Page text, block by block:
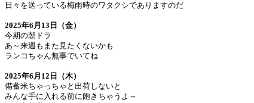
日々を送っている梅雨時のワタクシでありますのだ
2025年6月13日（金）
今期の朝ドラ
あ～来週もまた見たくないかも
ランコちゃん無事でいてね
2025年6月12日（木）
備蓄米ちゃっちゃと出荷しないと
みんな手に入れる前に飽きちゃうよ～